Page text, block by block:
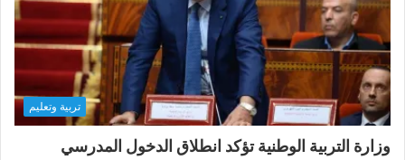
تربية وتعليم
وزارة التربية الوطنية تؤكد انطلاق الدخول المدرسي